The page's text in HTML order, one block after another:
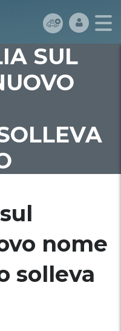
SUL
nome
solleva